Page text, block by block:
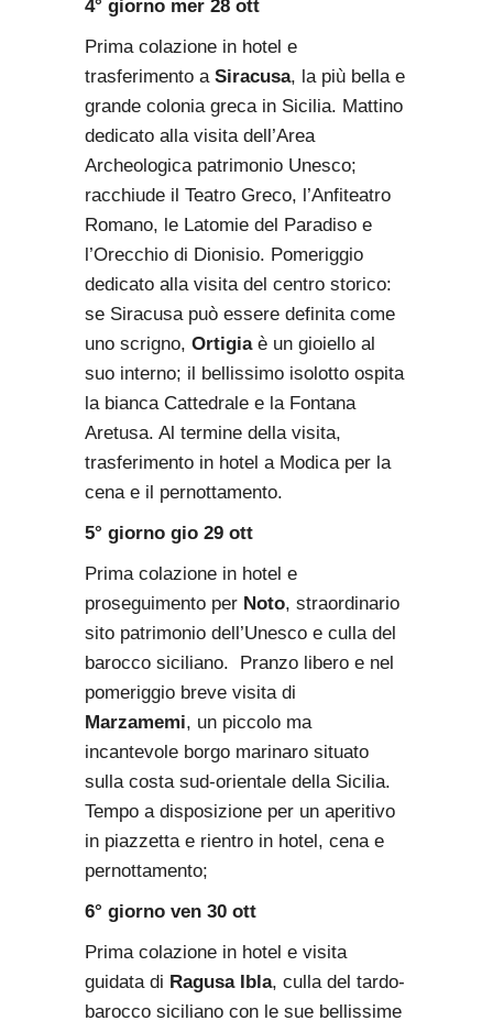
4° giorno mer 28 ott
Prima colazione in hotel e
trasferimento aSiracusa, la più bella e
grande colonia greca in Sicilia. Mattino
dedicato alla visita dell’Area
Archeologica patrimonio Unesco;
racchiude il Teatro Greco, l’Anfiteatro
Romano, le Latomie del Paradiso e
l’Orecchio di Dionisio. Pomeriggio
dedicato alla visita del centro storico:
se Siracusa può essere definita come
uno scrigno,Ortigiaè un gioiello al
suo interno; il bellissimo isolotto ospita
la bianca Cattedrale e la Fontana
Aretusa. Al termine della visita,
trasferimento in hotel a Modica per la
cena e il pernottamento.
5° giorno gio 29 ott
Prima colazione in hotel e
proseguimento per Noto, straordinario
sito patrimonio dell’Unesco e culla del
barocco siciliano. Pranzo libero e nel
pomeriggio breve visita di
Marzamemi, un piccolo ma
incantevole borgo marinaro situato
sulla costa sud-orientale della Sicilia.
Tempo a disposizione per un aperitivo
in piazzetta e rientro in hotel, cena e
pernottamento;
6° giorno ven 30 ott
Prima colazione in hotel e visita
guidata di Ragusa Ibla, culla del tardo-
barocco siciliano con le sue bellissime